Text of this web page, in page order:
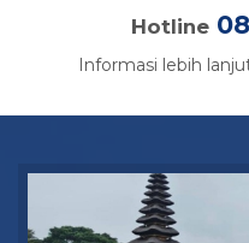
Hotline
Informasi lebih